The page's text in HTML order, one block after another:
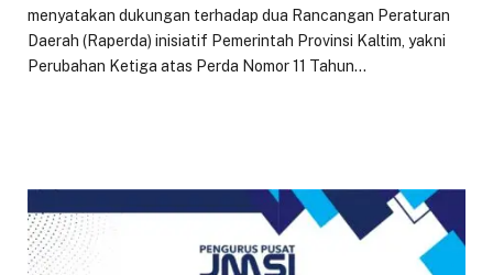
menyatakan dukungan terhadap dua Rancangan Peraturan
Daerah (Raperda) inisiatif Pemerintah Provinsi Kaltim, yakni
Perubahan Ketiga atas Perda Nomor 11 Tahun…